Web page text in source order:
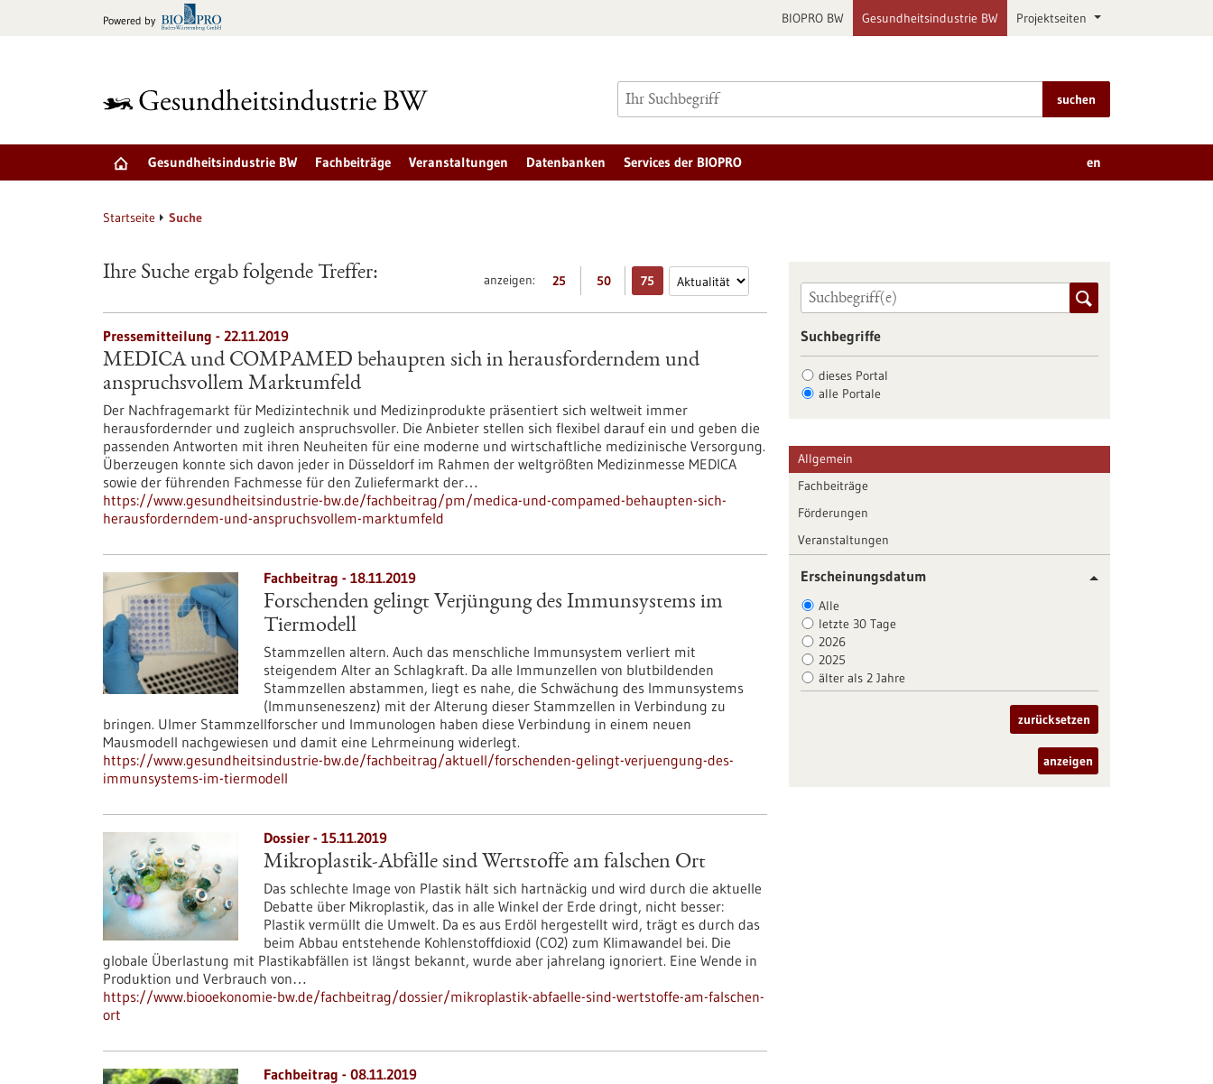
Powered by BIOPRO BW Gesundheitsindustrie BW Projektseiten
suchen
Gesundheitsindustrie BW Fachbeiträge Veranstaltungen Datenbanken Services der BIOPRO en
Startseite Suche
anzeigen: 25 50 75
Ihre Suche ergab folgende Treffer:
Pressemitteilung - 22.11.2019
MEDICA und COMPAMED behaupten sich in herausforderndem und
anspruchsvollem Marktumfeld
Der Nachfragemarkt für Medizintechnik und Medizinprodukte präsentiert sich weltweit immer
herausfordernder und zugleich anspruchsvoller. Die Anbieter stellen sich flexibel darauf ein und geben die
passenden Antworten mit ihren Neuheiten für eine moderne und wirtschaftliche medizinische Versorgung.
Überzeugen konnte sich davon jeder in Düsseldorf im Rahmen der weltgrößten Medizinmesse MEDICA
sowie der führenden Fachmesse für den Zuliefermarkt der…
https://www.gesundheitsindustrie-bw.de/fachbeitrag/pm/medica-und-compamed-behaupten-sich-
herausforderndem-und-anspruchsvollem-marktumfeld
Fachbeitrag - 18.11.2019
Forschenden gelingt Verjüngung des Immunsystems im
Tiermodell
Stammzellen altern. Auch das menschliche Immunsystem verliert mit
steigendem Alter an Schlagkraft. Da alle Immunzellen von blutbildenden
Stammzellen abstammen, liegt es nahe, die Schwächung des Immunsystems
(Immunseneszenz) mit der Alterung dieser Stammzellen in Verbindung zu
bringen. Ulmer Stammzellforscher und Immunologen haben diese Verbindung in einem neuen
Mausmodell nachgewiesen und damit eine Lehrmeinung widerlegt.
https://www.gesundheitsindustrie-bw.de/fachbeitrag/aktuell/forschenden-gelingt-verjuengung-des-
immunsystems-im-tiermodell
Dossier - 15.11.2019
Mikroplastik-Abfälle sind Wertstoffe am falschen Ort
Das schlechte Image von Plastik hält sich hartnäckig und wird durch die aktuelle
Debatte über Mikroplastik, das in alle Winkel der Erde dringt, nicht besser:
Plastik vermüllt die Umwelt. Da es aus Erdöl hergestellt wird, trägt es durch das
beim Abbau entstehende Kohlenstoffdioxid (CO2) zum Klimawandel bei. Die
globale Überlastung mit Plastikabfällen ist längst bekannt, wurde aber jahrelang ignoriert. Eine Wende in
Produktion und Verbrauch von…
https://www.biooekonomie-bw.de/fachbeitrag/dossier/mikroplastik-abfaelle-sind-wertstoffe-am-falschen-
ort
Fachbeitrag - 08.11.2019
Suchbegriffe
dieses Portal
alle Portale
Allgemein
Fachbeiträge
Förderungen
Veranstaltungen
Erscheinungsdatum
Alle
letzte 30 Tage
2026
2025
älter als 2 Jahre
zurücksetzen
anzeigen